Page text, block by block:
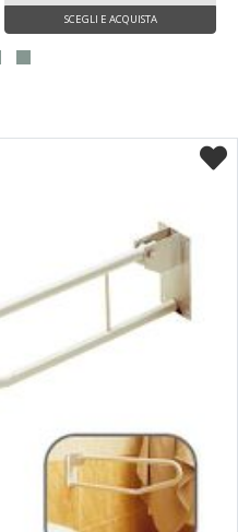
SCEGLI E ACQUISTA